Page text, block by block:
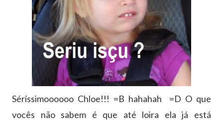
Séríssimoooooo Chloe!!! =B hahahah =D O que
vocês não sabem é que até loira ela já está